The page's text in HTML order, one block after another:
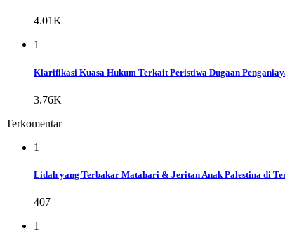
4.01K
1
Klarifikasi Kuasa Hukum Terkait Peristiwa Dugaan
3.76K
Terkomentar
1
Lidah yang Terbakar Matahari & Jeritan Anak Palestina di
407
1